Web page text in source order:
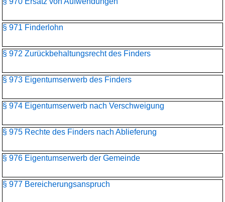
§ 971 Finderlohn
§ 972 Zurückbehaltungsrecht des Finders
§ 973 Eigentumserwerb des Finders
§ 974 Eigentumserwerb nach Verschweigung
§ 975 Rechte des Finders nach Ablieferung
§ 976 Eigentumserwerb der Gemeinde
§ 977 Bereicherungsanspruch